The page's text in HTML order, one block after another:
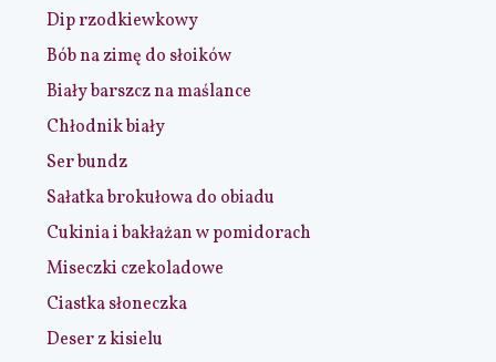
Dip rzodkiewkowy
Bób na zimę do słoików
Biały barszcz na maślance
Chłodnik biały
Ser bundz
Sałatka brokułowa do obiadu
Cukinia i bakłażan w pomidorach
Miseczki czekoladowe
Ciastka słoneczka
Deser z kisielu